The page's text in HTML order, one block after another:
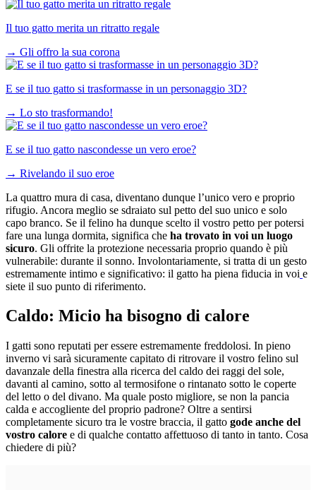
Il tuo gatto merita un ritratto regale
→ Gli offro la sua corona
E se il tuo gatto si trasformasse in un personaggio 3D?
→ Lo sto trasformando!
E se il tuo gatto nascondesse un vero eroe?
→ Rivelando il suo eroe
La quattro mura di casa, diventano dunque l’unico vero e proprio
rifugio. Ancora meglio se sdraiato sul petto del suo unico e solo
capo branco. Se il felino ha dunque scelto il vostro petto per potersi
fare una lunga dormita, significa che ha trovato in voi un luogo
sicuro. Gli offrite la protezione necessaria proprio quando è più
vulnerabile: durante il sonno. Involontariamente, si tratta di un gesto
estremamente intimo e significativo: il gatto ha piena fiducia in voi e
siete il suo punto di riferimento.
Caldo: Micio ha bisogno di calore
I gatti sono reputati per essere estremamente freddolosi. In pieno
inverno vi sarà sicuramente capitato di ritrovare il vostro felino sul
davanzale della finestra alla ricerca del caldo dei raggi del sole,
davanti al camino, sotto al termosifone o rintanato sotto le coperte
del letto o del divano. Ma quale posto migliore, se non la pancia
calda e accogliente del proprio padrone? Oltre a sentirsi
completamente sicuro tra le vostre braccia, il gatto gode anche del
vostro calore e di qualche contatto affettuoso di tanto in tanto. Cosa
chiedere di più?